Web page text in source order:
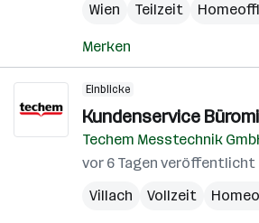
Wien
Teilzeit
Merken
Einblicke
Kundenservice
Techem Messtechnik
vor 6 Tagen veröffentlicht
Villach
Vollzeit